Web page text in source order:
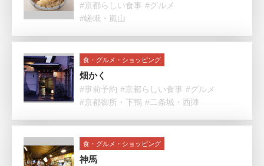
#京都らしい食事 #グルメ
#嵯峨・嵐山
食・グルメ・ショッピング
畑かく
#事前予約 #京都らしい食事 #グルメ
#京都御所・下鴨 #二条城・西陣
食・グルメ・ショッピング
神馬